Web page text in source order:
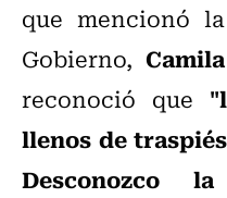
que mencionó
Gobierno,
reconoció que
llenos de
Desconozco